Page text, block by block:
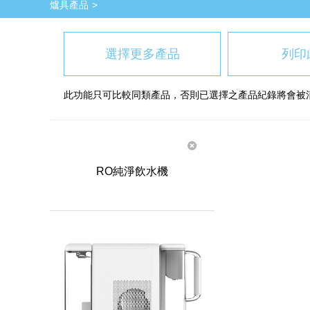
爐具產品
選擇更多產品 列印
此功能只可比較同類產品，否則已選擇之產品紀錄將會被
RO純淨飲水機